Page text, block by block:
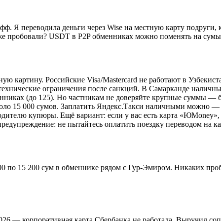
Я переводила деньги через Wise на местную карту подруги,
пробовали? USDT в P2P обменниках можно поменять на
картину. Российские Visa/Mastercard не работают в
ограничения после санкций. В Самарканде
(до 125). Но частникам не доверяйте крупные суммы
15 000 сумов. Заплатить Яндекс.Такси наличными можно —
купюры. Ещё вариант: если у вас есть карта
не пытайтесь оплатить поездку переводом
по 15 200 сум в обменнике рядом с Гур-Эмиром. Никаких